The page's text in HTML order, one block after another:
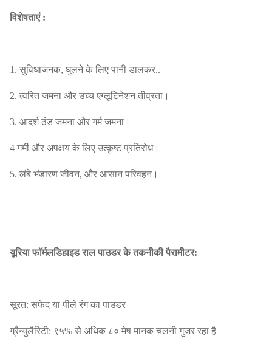
विशेषताएं :
1. सुविधाजनक, घुलने के लिए पानी डालकर..
2. त्वरित जमना और उच्च एग्लूटिनेशन तीव्रता।
3. आदर्श ठंड जमना और गर्म जमना।
4 गर्मी और अपक्षय के लिए उत्कृष्ट प्रतिरोध।
5. लंबे भंडारण जीवन, और आसान परिवहन।
यूरिया फॉर्मलडिहाइड राल पाउडर के तकनीकी पैरामीटर:
सूरत: सफेद या पीले रंग का पाउडर
ग्रैन्युलैरिटी: ९५% से अधिक ८० मेष मानक चलनी गुजर रहा है